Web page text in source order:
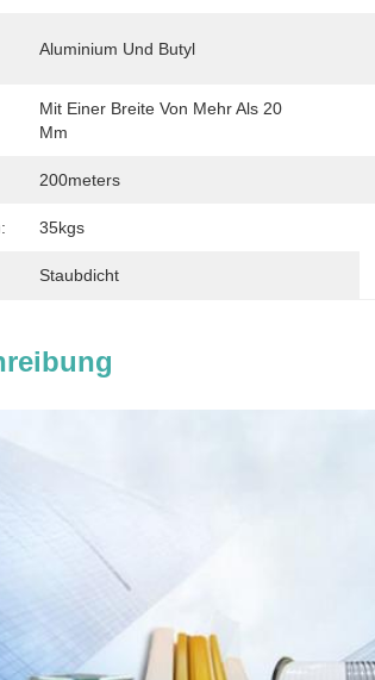
Aluminium Und Butyl
Mit Einer Breite Von Mehr Als 20
Mm
200meters
35kgs
Staubdicht